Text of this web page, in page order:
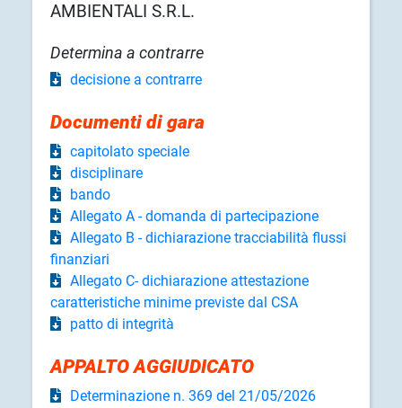
AMBIENTALI S.R.L.
Determina a contrarre
decisione a contrarre
Documenti di gara
capitolato speciale
disciplinare
bando
Allegato A - domanda di partecipazione
Allegato B - dichiarazione tracciabilità flussi
finanziari
Allegato C- dichiarazione attestazione
caratteristiche minime previste dal CSA
patto di integrità
APPALTO AGGIUDICATO
Determinazione n. 369 del 21/05/2026